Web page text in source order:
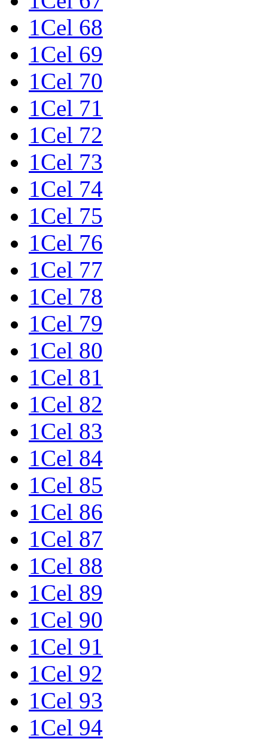
1Cel 68
1Cel 69
1Cel 70
1Cel 71
1Cel 72
1Cel 73
1Cel 74
1Cel 75
1Cel 76
1Cel 77
1Cel 78
1Cel 79
1Cel 80
1Cel 81
1Cel 82
1Cel 83
1Cel 84
1Cel 85
1Cel 86
1Cel 87
1Cel 88
1Cel 89
1Cel 90
1Cel 91
1Cel 92
1Cel 93
1Cel 94